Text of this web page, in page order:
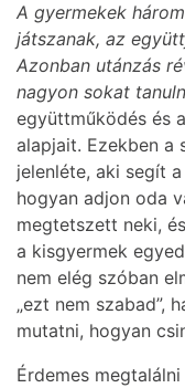
A gyermekek
játszanak, az
Azonban utánzás
nagyon sokat
együttműködés és
alapjait. Ezekben a
jelenléte, aki segít
hogyan adjon oda
megtetszett neki,
a kisgyermek
nem elég szóban
„ezt nem szabad”,
mutatni, hogyan
Érdemes